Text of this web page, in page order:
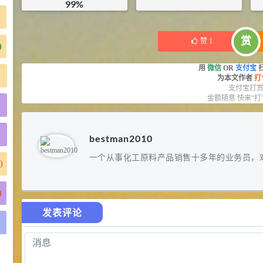
99%
库存：16KG
赞 1 赏
用 微信 OR 支付宝
为本文作者 打
支付宝打赏
金额随意 快来“打
bestman2010
一个从事化工原料产品销售十多年的业务员，
发表评论